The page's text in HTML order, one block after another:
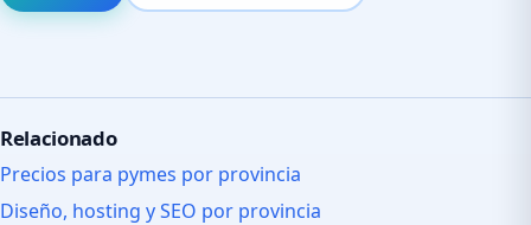
Relacionado
Precios para pymes por provincia
Diseño, hosting y SEO por provincia